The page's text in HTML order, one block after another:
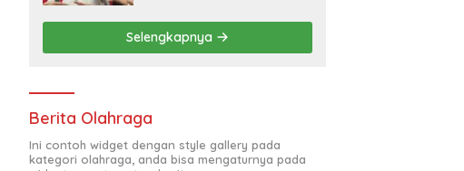
Unesco”
Selengkapnya
Berita Olahraga
Ini contoh widget dengan style gallery pada
kategori olahraga, anda bisa mengaturnya pada